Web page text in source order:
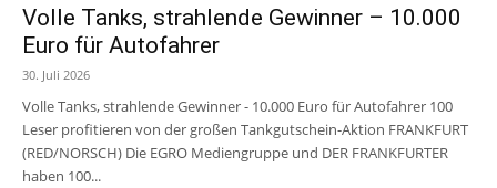
Volle Tanks, strahlende Gewinner – 10.000
Euro für Autofahrer
30. Juli 2026
Volle Tanks, strahlende Gewinner - 10.000 Euro für Autofahrer 100
Leser profitieren von der großen Tankgutschein-Aktion FRANKFURT
(RED/NORSCH) Die EGRO Mediengruppe und DER FRANKFURTER
haben 100...